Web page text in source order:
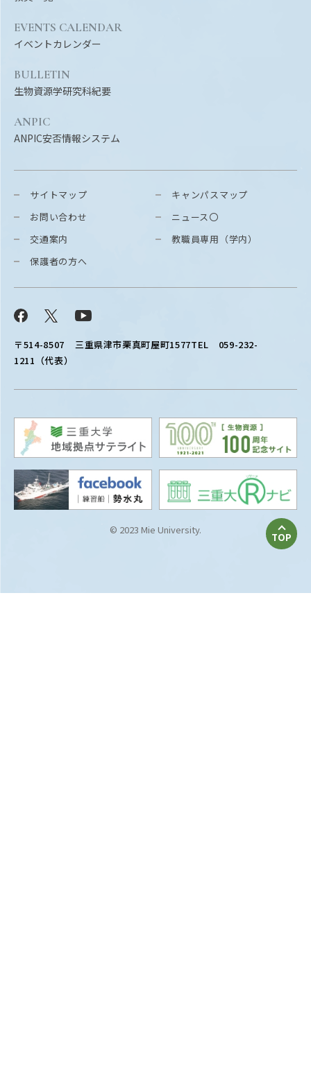
〒514-8507 三重県津市栗真町屋町1577TEL 059-232-
1211（代表）
サイトマップ
お問い合わせ
交通案内
保護者の方へ
Facebook
キャンパスマップ
ニュース〇
教職員専用（学内）
EVENTS CALENDAR
イベントカレンダー
BULLETIN
生物資源学研究科紀要
ANPIC
ANPIC安否情報システム
© 2023 Mie University.
TOP